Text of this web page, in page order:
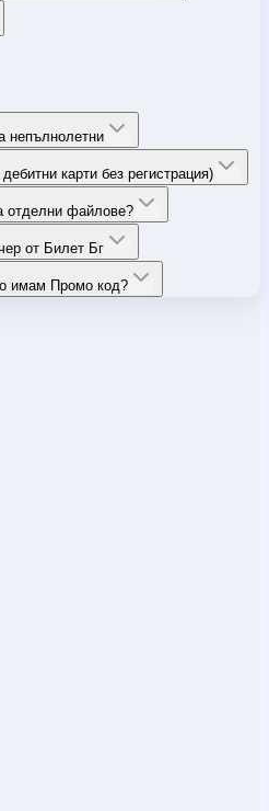
непълнолетни
и дебитни карти без регистрация)
отделни файлове?
от Билет Бг
имам Промо код?